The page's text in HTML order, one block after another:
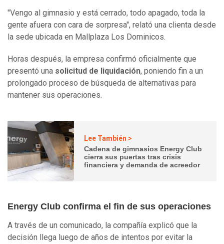
"Vengo al gimnasio y está cerrado, todo apagado, toda la
gente afuera con cara de sorpresa", relató una clienta desde
la sede ubicada en Mallplaza Los Dominicos.
Horas después, la empresa confirmó oficialmente que
presentó una solicitud de liquidación, poniendo fin a un
prolongado proceso de búsqueda de alternativas para
mantener sus operaciones.
Lee También >
Cadena de gimnasios Energy Club
cierra sus puertas tras crisis
financiera y demanda de acreedor
Energy Club confirma el fin de sus operaciones
A través de un comunicado, la compañía explicó que la
decisión llega luego de años de intentos por evitar la